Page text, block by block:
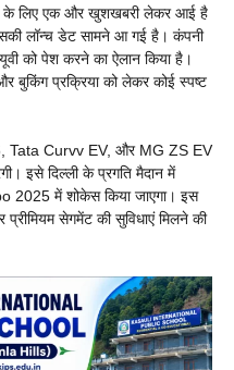
के लिए एक और खुशखबरी लेकर आई है
लॉन्च डेट सामने आ गई है। कंपनी
को पेश करने का ऐलान किया है।
बुकिंग प्रक्रिया को लेकर कोई स्पष्ट
Tata Curvv EV, और MG ZS EV
इसे दिल्ली के प्रगति मैदान में
में शोकेस किया जाएगा। इस
सेगमेंट की सुविधाएं मिलने की